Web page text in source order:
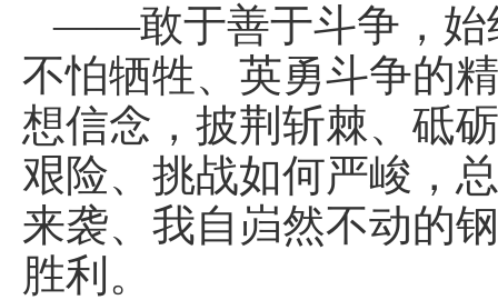
——敢于善于斗争，始
不怕牺牲、英勇斗争的
想信念，披荆斩棘、砥
艰险、挑战如何严峻，
来袭、我自岿然不动的
胜利。